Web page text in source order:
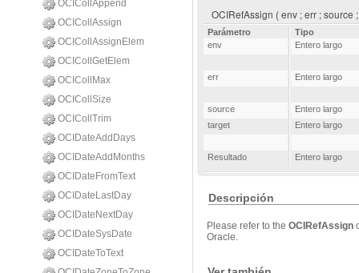
OCICollAppend
OCICollAssign
OCICollAssignElem
OCICollGetElem
OCICollMax
OCICollSize
OCICollTrim
OCIDateAddDays
OCIDateAddMonths
OCIDateFromText
OCIDateLastDay
OCIDateNextDay
OCIDateSysDate
OCIDateToText
OCIRefAssign ( env ; err ;
Parámetro
Tipo
env
Entero largo
err Entero largo
source
Entero largo
target
Entero largo
Resultado Entero largo
Descripción
Please refer to the OCIRefAssign
Oracle.